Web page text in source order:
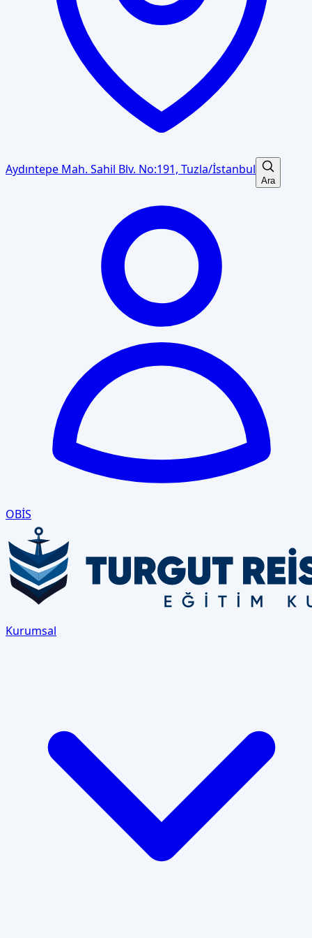
Aydıntepe Mah. Sahil Blv. No:191, Tuzla/İstanbul
Ara
OBİS
Kurumsal